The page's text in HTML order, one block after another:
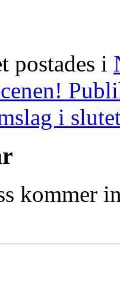
postades i
i
kommer